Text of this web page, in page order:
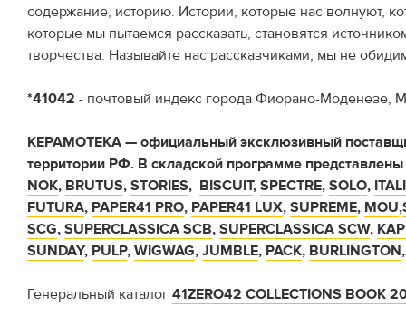
содержание, историю. Истории, которые нас волнуют,
которые мы пытаемся рассказать, становятся
творчества. Называйте нас рассказчиками, мы не
*41042 - почтовый индекс города Фиорано-Моденезе,
КЕРАМОТЕКА — официальный эксклюзивный
территории РФ. В складской программе
NOK, BRUTUS, STORIES, BISCUIT, SPECTRE, SOLO,
FUTURA, PAPER41 PRO, PAPER41 LUX, SUPREME, MOU,
SCG, SUPERCLASSICA SCB, SUPERCLASSICA SCW,
SUNDAY, PULP, WIGWAG, JUMBLE, PACK, BURLINGTON
Генеральный каталог 41ZERO42 COLLECTIONS BOOK